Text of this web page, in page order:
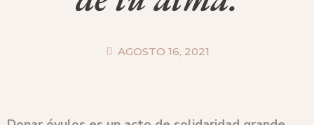
AGOSTO 16, 2021